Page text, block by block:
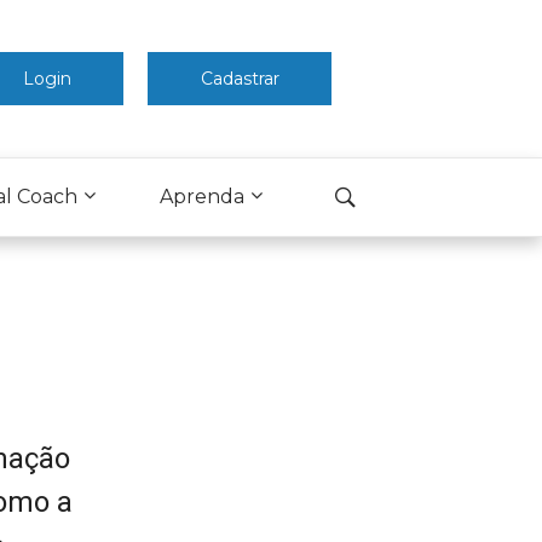
Login Cadastrar
Coach Aprenda
a